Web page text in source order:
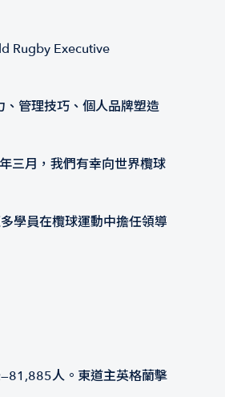
Rugby Executive
管理技巧、個人品牌塑造
三月，我們有幸向世界欖球
學員在欖球運動中擔任領導
人。東道主英格蘭擊